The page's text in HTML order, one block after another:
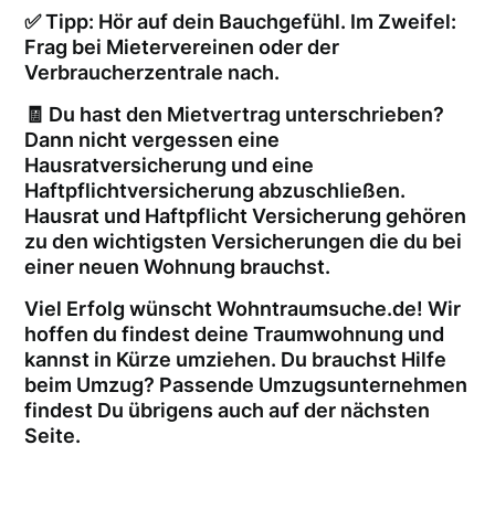
✅ Tipp: Hör auf dein Bauchgefühl. Im Zweifel:
Frag bei Mietervereinen oder der
Verbraucherzentrale nach.
🧾 Du hast den Mietvertrag unterschrieben?
Dann nicht vergessen eine
Hausratversicherung und eine
Haftpflichtversicherung abzuschließen.
Hausrat und Haftpflicht Versicherung gehören
zu den wichtigsten Versicherungen die du bei
einer neuen Wohnung brauchst.
Viel Erfolg wünscht Wohntraumsuche.de! Wir
hoffen du findest deine Traumwohnung und
kannst in Kürze umziehen. Du brauchst Hilfe
beim Umzug? Passende Umzugsunternehmen
findest Du übrigens auch auf der nächsten
Seite.